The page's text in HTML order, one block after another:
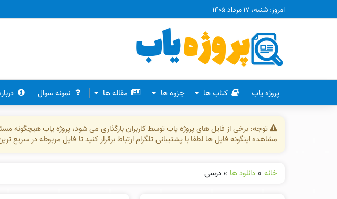
امروز: شنبه، ۱۷ مرداد ۱۴۰۵
پروژه یاب کتاب ها جزوه ها مقاله ها نمونه سوال
توجه: برخی از فایل های پروژه یاب توسط کاربران بارگذاری می شود، پروژه یاب
مشاهده اینگونه فایل ها لطفا با پشتیبانی تلگرام ارتباط برقرار کنید تا فایل مربوطه در سریع
خانه » دانلود ها » درسی